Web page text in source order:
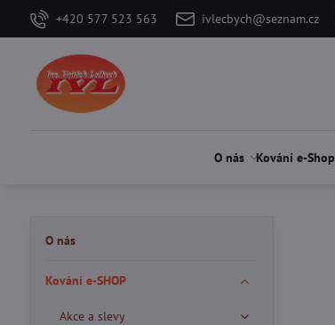
+420 577 523 563 ivlecbych@seznam.cz
O nás Kování e-Shop
O nás
Kování e-SHOP
Akce a slevy